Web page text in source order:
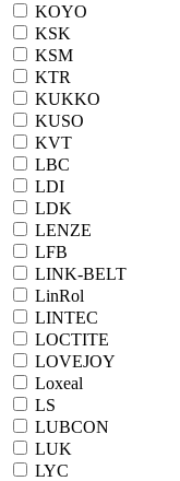
KOYO
KSK
KSM
KTR
KUKKO
KUSO
KVT
LBC
LDI
LDK
LENZE
LFB
LINK-BELT
LinRol
LINTEC
LOCTITE
LOVEJOY
Loxeal
LS
LUBCON
LUK
LYC